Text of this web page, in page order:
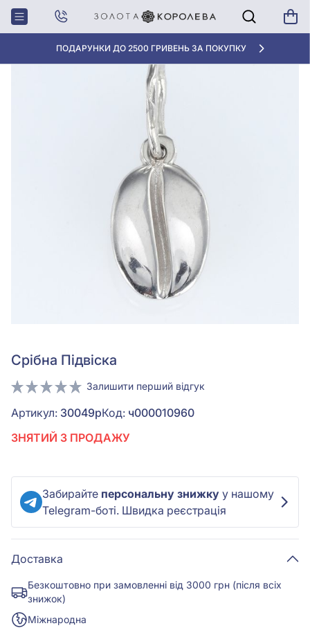
ДІАМАНТИ -70%
Головна Срiбна Підвіска
Срiбна Підвіска
Залишити перший відгук
Артикул: 30049рКод: ч000010960
ЗНЯТИЙ З ПРОДАЖУ
Забирайте персональну знижку у нашому
Telegram-боті. Швидка реєстрація
Доставка
Безкоштовно при замовленні від 3000 грн (після всіх
знижок)
Міжнародна